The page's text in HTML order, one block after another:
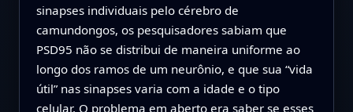
sinapses individuais pelo cérebro de
camundongos, os pesquisadores sabiam que
PSD95 não se distribui de maneira uniforme ao
longo dos ramos de um neurônio, e que sua “vida
útil” nas sinapses varia com a idade e o tipo
celular. O problema em aberto era saber se esses